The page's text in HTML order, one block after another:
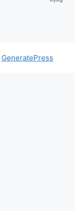
GeneratePress